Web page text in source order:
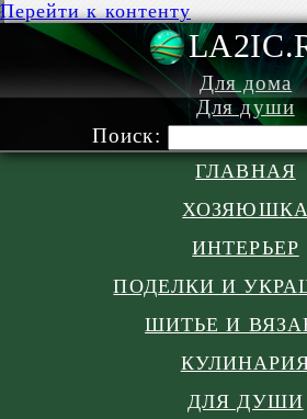
Перейти к контенту
Для дома
Для души
Поиск:
ГЛАВНАЯ
ХОЗЯЮШКА
ИНТЕРЬЕР
ПОДЕЛКИ И
ШИТЬЕ И
ДЛЯ ДУШИ